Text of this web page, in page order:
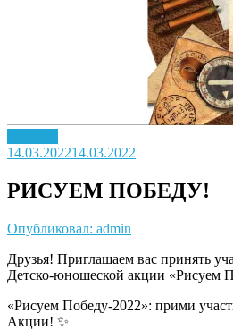
14.03.202214.03.2022
РИСУЕМ ПОБЕДУ!
Опубликовал: admin
Друзья! Приглашаем вас принять
Детско-юношеской акции «Рисуем
«Рисуем Победу-2022»: прими
Акции! ✨